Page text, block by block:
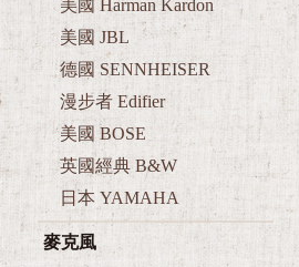
美國 JBL
德國 SENNHEISER
漫步者 Edifier
美國 BOSE
英國經典 B&W
日本 YAMAHA
麥克風